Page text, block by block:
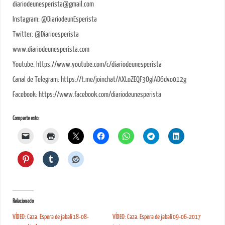
diariodeunesperista@gmail.com
Instagram: @DiariodeunEsperista
Twitter: @Diarioesperista
www.diariodeunesperista.com
Youtube: https://www.youtube.com/c/diariodeunesperista
Canal de Telegram: https://t.me/joinchat/AXLoZEQF3OglAD6dvo012g
Facebook: https://www.facebook.com/diariodeunesperista
Comparte esto:
Relacionado
VÍDEO: Caza. Espera de jabalí 18-08-
VÍDEO: Caza. Espera de jabalí 09-06-2017